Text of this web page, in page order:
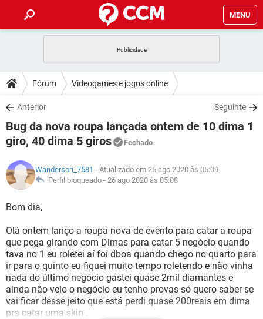
MENU
CELULAR FACEBOOK
OUTLOOK
INSTAGRAM GMAIL
GUIA DE COMPRAS
DICAS
JOGOS WHATSAPP
OUTLOOK
GUIA DE COMPRAS
DOWNLOADS
JOGOS WHATSAPP
CELULAR FACEBOOK
OUTLOOK EXCEL
INSTAGRAM
GUIA DE COMPRAS
FÓRUM
CELULAR FACEBOOK
GUIA DE COMPRAS
GLOSSÁRIO
JOGOS
CELULAR
OUTLOOK EXCEL
INSTAGRAM GMAIL
GUIA DE COMPRAS
Fórum Videogames e jogos online
Anterior Seguinte
Bug da nova roupa lançada ontem de 10 dima 1
giro, 40 dima 5 giros
Fechado
Wanderson_7581 - Atualizado em 26 ago 2020 às 05:09
Perfil bloqueado - 26 ago 2020 às 05:08
Bom dia,
Olá ontem lanço a roupa nova de evento para catar a roupa
que pega girando com Dimas para catar 5 negócio quando
tava no 1 eu roletei aí foi dboa quando chego no quarto para
ir para o quinto eu fiquei muito tempo roletendo e não vinha
nada do último negócio gastei quase 2mil diamantes e
ainda não veio o negócio eu tenho provas só quero saber se
vai ficar desse jeito que está perdi quase 200reais em dima
pra catar uma skin .